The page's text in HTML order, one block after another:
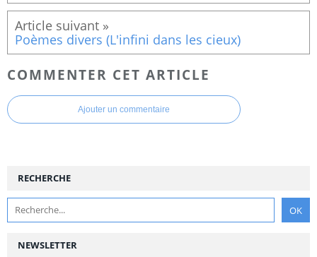
Poèmes divers (L'infini dans les cieux)
COMMENTER CET ARTICLE
Ajouter un commentaire
NEWSLETTER
RECHERCHE